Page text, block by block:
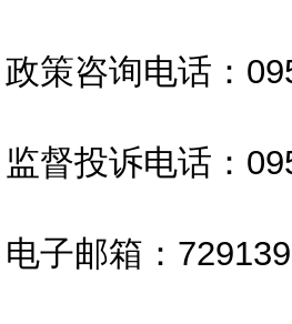
咨询电话：
投诉电话：
邮箱：